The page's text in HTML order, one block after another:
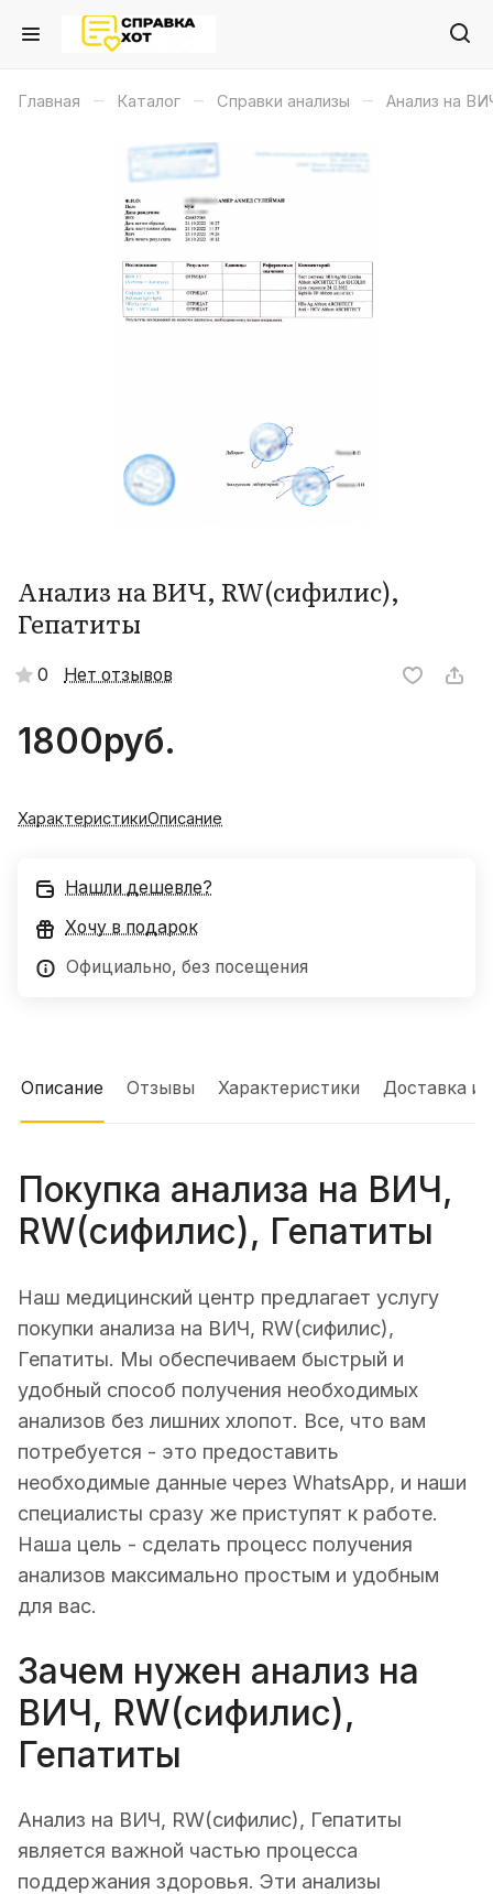
Главная – Каталог – Справки анализы – Анализ на
Анализ на ВИЧ, RW(сифилис),
Гепатиты
0 Нет отзывов
1800руб.
ХарактеристикиОписание
Нашли дешевле?
Хочу в подарок
Официально, без посещения
Описание Отзывы Характеристики Доставка и
Покупка анализа на ВИЧ,
RW(сифилис), Гепатиты
Наш медицинский центр предлагает услугу
покупки анализа на ВИЧ, RW(сифилис),
Гепатиты. Мы обеспечиваем быстрый и
удобный способ получения необходимых
анализов без лишних хлопот. Все, что вам
потребуется - это предоставить
необходимые данные через WhatsApp, и наши
специалисты сразу же приступят к работе.
Наша цель - сделать процесс получения
анализов максимально простым и удобным
для вас.
Зачем нужен анализ на
ВИЧ, RW(сифилис),
Гепатиты
Анализ на ВИЧ, RW(сифилис), Гепатиты
является важной частью процесса
поддержания здоровья. Эти анализы